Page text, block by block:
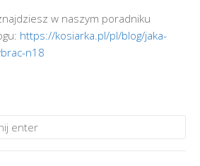
w naszym poradniku
https://kosiarka.pl/pl/blog/jaka-
n18